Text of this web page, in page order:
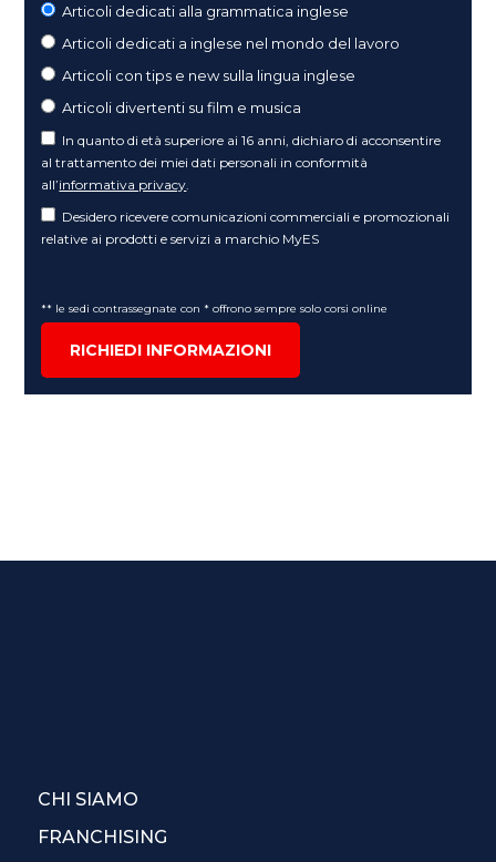
Articoli dedicati alla grammatica inglese
Articoli dedicati a inglese nel mondo del lavoro
Articoli con tips e new sulla lingua inglese
Articoli divertenti su film e musica
In quanto di età superiore ai 16 anni, dichiaro di acconsentire
al trattamento dei miei dati personali in conformità
all’informativa privacy
Desidero ricevere comunicazioni commerciali e promozionali
relative ai prodotti e servizi a marchio MyES
** le sedi contrassegnate con * offrono sempre solo corsi online
RICHIEDI INFORMAZIONI
CHI SIAMO
FRANCHISING